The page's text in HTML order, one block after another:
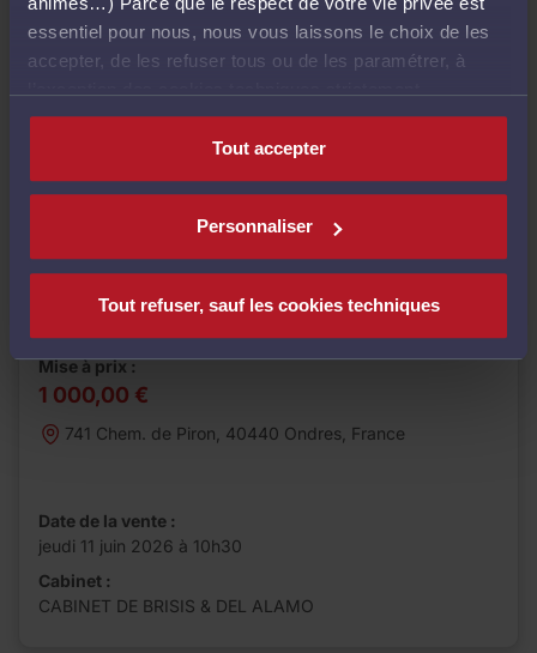
essentiel pour nous, nous vous laissons le choix de les
accepter, de les refuser tous ou de les paramétrer, à
nécessaires au fonctionnement du site.
Tout accepter
Personnaliser
Tout refuser, sauf les cookies techniques
MAISON EN ETAT DE RUINE + BATIMENT ABANDONNE
EN COURS DE CONSTRUCTION à ONDRES
Mise à prix :
1 000,00 €
741 Chem. de Piron, 40440 Ondres, France
Date de la vente :
jeudi 11 juin 2026 à 10h30
Cabinet :
CABINET DE BRISIS & DEL ALAMO